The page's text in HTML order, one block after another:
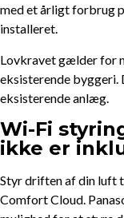
med et årligt forbrug
installeret.
Lovkravet gælder for
eksisterende
eksisterende anlæg.
Wi-Fi
ikke er
Styr driften af din luft
Comfort Cloud.